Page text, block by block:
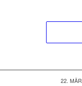
22. /